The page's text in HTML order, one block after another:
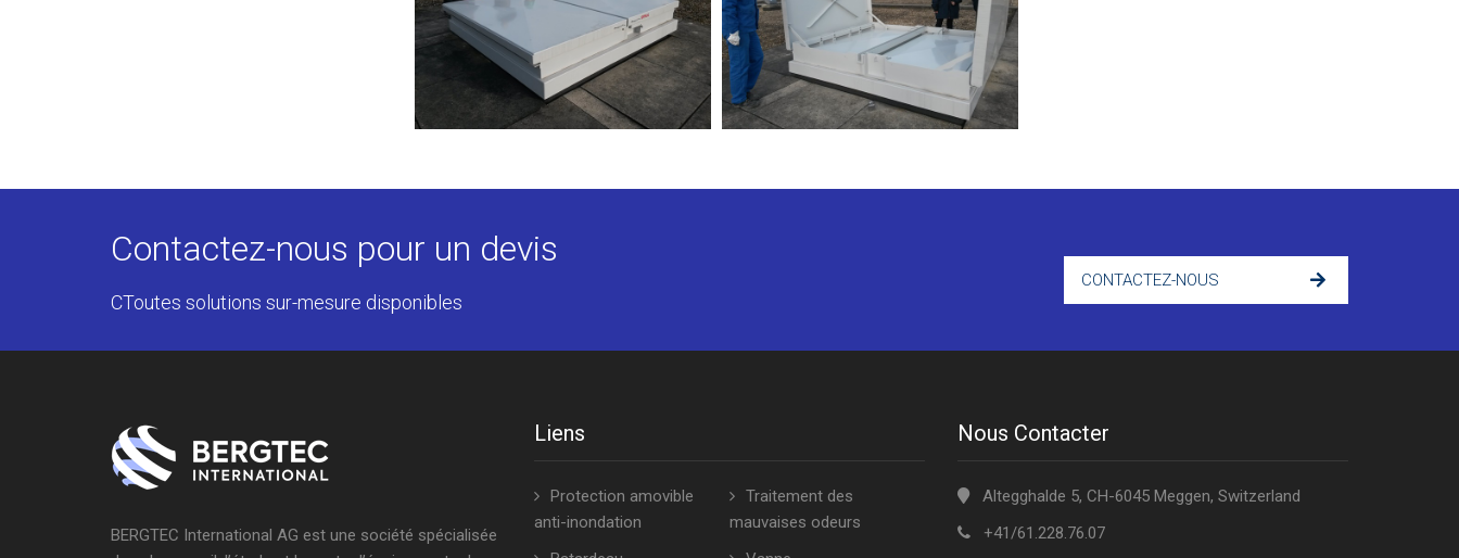
Contactez-nous pour un devis
CToutes solutions sur-mesure disponibles
CONTACTEZ-NOUS
BERGTEC International AG est une société spécialisée
Liens
Protection amovible
anti-inondation
Traitement des
mauvaises odeurs
Nous Contacter
Altegghalde 5, CH-6045 Meggen, Switzerland
+41/61.228.76.07